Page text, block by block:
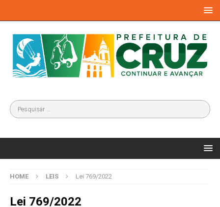
HOME LEIS Lei 769/2022
Lei 769/2022